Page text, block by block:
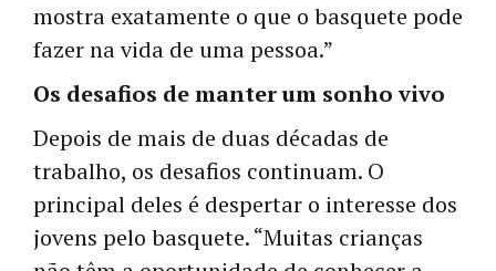
mostra exatamente o que o basquete pode
fazer na vida de uma pessoa.”
Os desafios de manter um sonho vivo
Depois de mais de duas décadas de
trabalho, os desafios continuam. O
principal deles é despertar o interesse dos
jovens pelo basquete. “Muitas crianças